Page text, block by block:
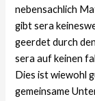
nebensachlich
gibt sera
geerdet durch
sera auf keinen
Dies ist wiewohl
gemeinsame